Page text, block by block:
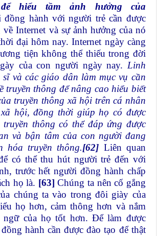
hiểu tầm ảnh hưởng của
đồng hành với người trẻ cần được
về Internet và sự ảnh hưởng của nó
đại hôm nay. Internet ngày càng
tiện không thể thiếu trong đời
của con người ngày nay. Linh
sĩ và các giáo dân làm mục vụ cần
truyền thông để nâng cao hiểu biết
truyền thông xã hội trên cá nhân
hội, đồng thời giúp họ có được
truyền thông có thể đáp ứng được
và bận tâm của con người đang
hóa truyền thông.[62] Liên quan
có thể thu hút người trẻ đến với
trước hết người đồng hành chấp
họ là. [63] Chúng ta nên cố gắng
chúng ta vào trong đôi giày của
họ hơn, cảm thông hơn và nắm
ngữ của họ tốt hơn. Để làm được
hành cần được đào tạo để thật